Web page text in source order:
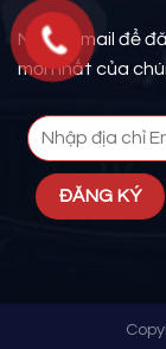
Nhập email để
mới nhất của